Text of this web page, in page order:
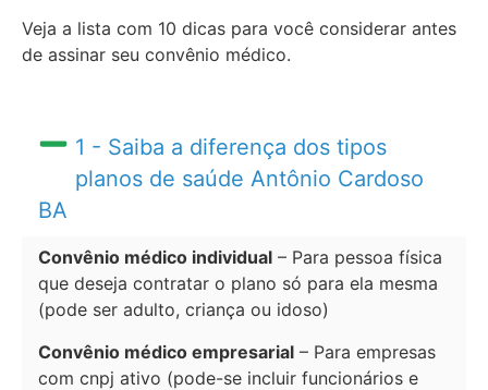
Veja a lista com 10 dicas para você considerar antes
de assinar seu convênio médico.
1 - Saiba a diferença dos tipos
planos de saúde Antônio Cardoso
BA
Convênio médico individual – Para pessoa física
que deseja contratar o plano só para ela mesma
(pode ser adulto, criança ou idoso)
Convênio médico empresarial – Para empresas
com cnpj ativo (pode-se incluir funcionários e